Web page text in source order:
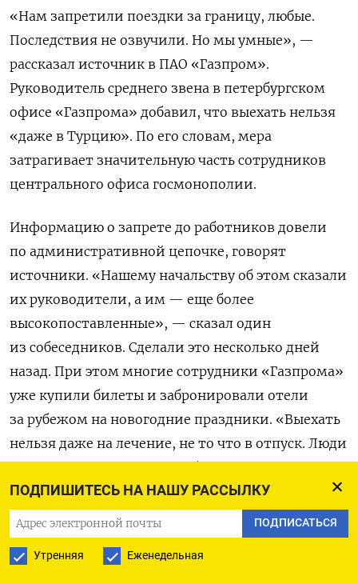
ПОДПИШИТЕСЬ НА НАШУ РАССЫЛКУ
ПОДПИСАТЬСЯ
Утренняя Еженедельная
«Нам запретили поездки за границу, любые.
Последствия не озвучили. Но мы умные», —
рассказал источник в ПАО «Газпром».
Руководитель среднего звена в петербургском
офисе «Газпрома» добавил, что выехать нельзя
«даже в Турцию». По его словам, мера
затрагивает значительную часть сотрудников
центрального офиса госмонополии.
Информацию о запрете до работников довели
по административной цепочке, говорят
источники. «Нашему начальству об этом сказали
их руководители, а им — еще более
высокопоставленные», — сказал один
из собеседников. Сделали это несколько дней
назад. При этом многие сотрудники «Газпрома»
уже купили билеты и забронировали отели
за рубежом на новогодние праздники. «Выехать
нельзя даже на лечение, не то что в отпуск. Люди
недовольны», — описал собеседник настроение
в компании.
Следить за исполнением запрета в «Газпроме»
будет служба безопасности. В «экстренных